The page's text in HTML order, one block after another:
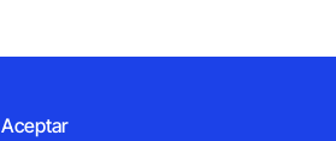
Aceptar